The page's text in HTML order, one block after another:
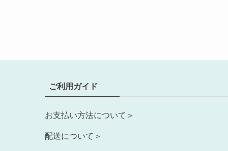
ご利用ガイド
お支払い方法について＞
配送について＞